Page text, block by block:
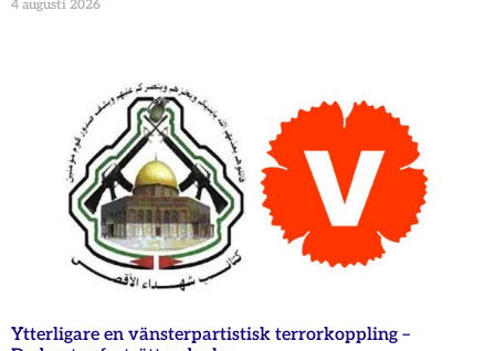
4 augusti 2026
Ytterligare en vänsterpartistisk terrorkoppling –